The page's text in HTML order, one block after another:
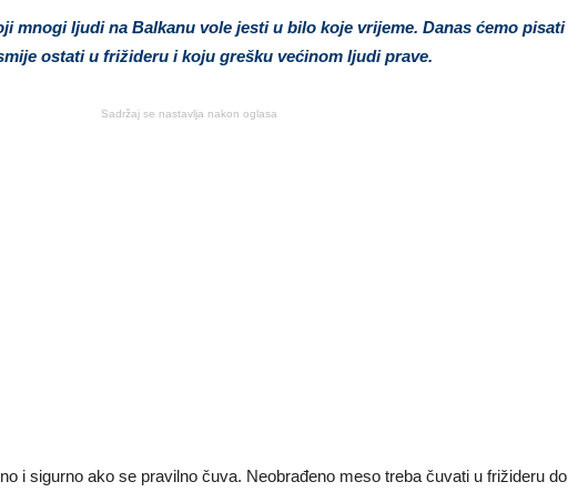
mnogi ljudi na Balkanu vole jesti u bilo koje vrijeme. Danas ćemo pisati
ostati u frižideru i koju grešku većinom ljudi prave.
Sadržaj se nastavlja nakon oglasa
i sigurno ako se pravilno čuva. Neobrađeno meso treba čuvati u frižideru do